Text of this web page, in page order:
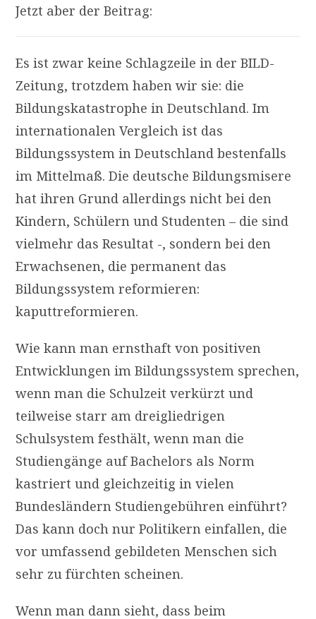
Jetzt aber der Beitrag:
Es ist zwar keine Schlagzeile in der BILD-
Zeitung, trotzdem haben wir sie: die
Bildungskatastrophe in Deutschland. Im
internationalen Vergleich ist das
Bildungssystem in Deutschland bestenfalls
im Mittelmaß. Die deutsche Bildungsmisere
hat ihren Grund allerdings nicht bei den
Kindern, Schülern und Studenten – die sind
vielmehr das Resultat -, sondern bei den
Erwachsenen, die permanent das
Bildungssystem reformieren:
kaputtreformieren.
Wie kann man ernsthaft von positiven
Entwicklungen im Bildungssystem sprechen,
wenn man die Schulzeit verkürzt und
teilweise starr am dreigliedrigen
Schulsystem festhält, wenn man die
Studiengänge auf Bachelors als Norm
kastriert und gleichzeitig in vielen
Bundesländern Studiengebühren einführt?
Das kann doch nur Politikern einfallen, die
vor umfassend gebildeten Menschen sich
sehr zu fürchten scheinen.
Wenn man dann sieht, dass beim